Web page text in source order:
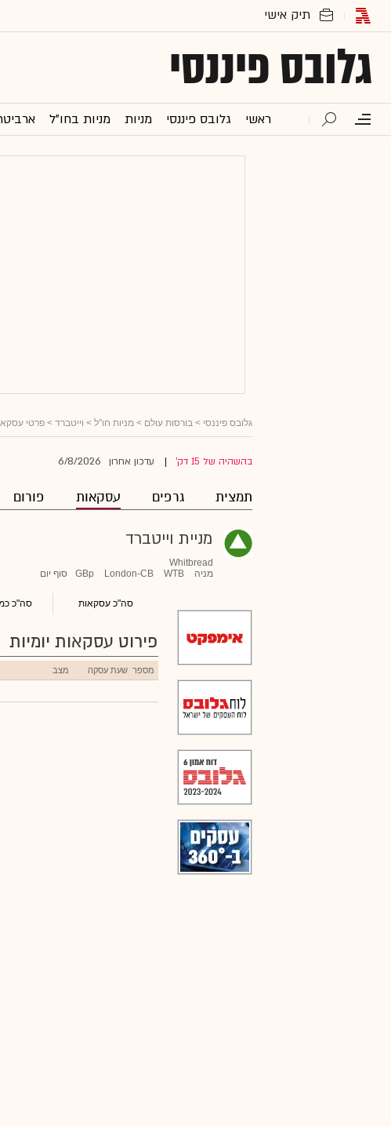
גלובס פיננסי
ראשי גלובס פיננסי מניות מניות בחו"ל
גלובס פיננסי > בורסות עולם > מניות חו"ל > וייטברד > פרטי
בהשהיה של 15 דק' עדכון אחרון 6/8/2026
תמצית גרפים עסקאות פורום
מניית וייטברד
Whitbread
מניה
WTB
London-CB
GBp סוף יום
סה"כ עסקאות סה"כ
פירוט עסקאות יומיות
מספר שעת עסקה מצב